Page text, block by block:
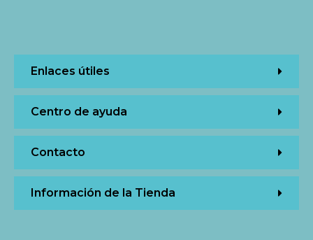
Enlaces útiles
Centro de ayuda
Contacto
Información de la Tienda